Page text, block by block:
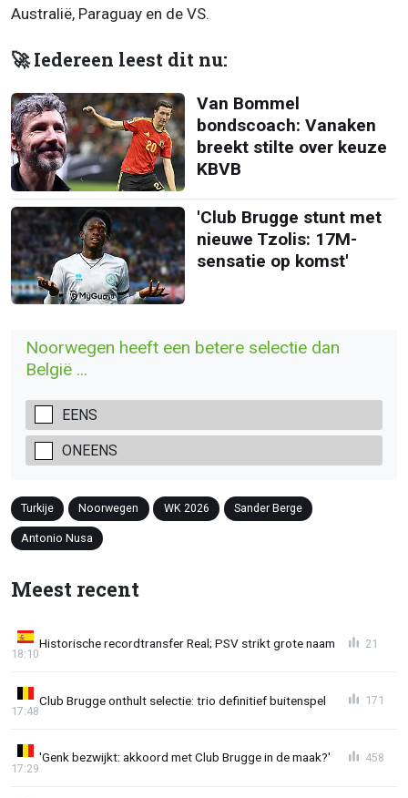
Australië, Paraguay en de VS.
🚀 Iedereen leest dit nu:
Van Bommel
bondscoach: Vanaken
breekt stilte over keuze
KBVB
'Club Brugge stunt met
nieuwe Tzolis: 17M-
sensatie op komst'
Noorwegen heeft een betere selectie dan
België ...
EENS
ONEENS
Turkije Noorwegen WK 2026 Sander Berge
Antonio Nusa
Meest recent
Historische recordtransfer Real; PSV strikt grote naam
18:10
21
Club Brugge onthult selectie: trio definitief buitenspel
17:48
171
'Genk bezwijkt: akkoord met Club Brugge in de maak?'
17:29
458